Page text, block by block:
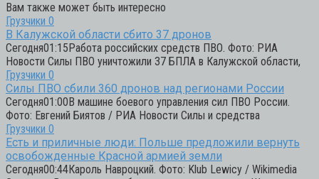
Вам также может быть интересно
Грузчики 0
В Калужской области сбито 37 дронов
Сегодня01:15Работа российских средств ПВО. Фото: РИА
Новости Силы ПВО уничтожили 37 БПЛА в Калужской области,
Грузчики 0
Силы ПВО сбили 360 дронов над регионами России
Сегодня01:00В машине боевого управления сил ПВО России.
Фото: Евгений Биятов / РИА Новости Силы и средства
Грузчики 0
Есть и приличные люди: Польше предложили вернуть
освобожденные Красной армией земли
Сегодня00:44Кароль Навроцкий. Фото: Klub Lewicy / Wikimedia